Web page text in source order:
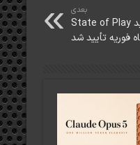
بعدی
برگزاری رویداد جدید State of Play
فوریه تأیید شد